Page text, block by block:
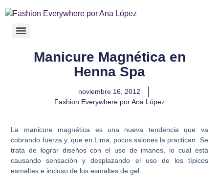
Manicure Magnética en
Henna Spa
noviembre 16, 2012
Fashion Everywhere por Ana López
La manicure magnética es una nueva tendencia que va
cobrando fuerza y, que en Lima, pocos salones la practican. Se
trata de lograr diseños con el uso de imanes, lo cual está
causando sensación y desplazando el uso de los típicos
esmaltes e incluso de los esmaltes de gel.